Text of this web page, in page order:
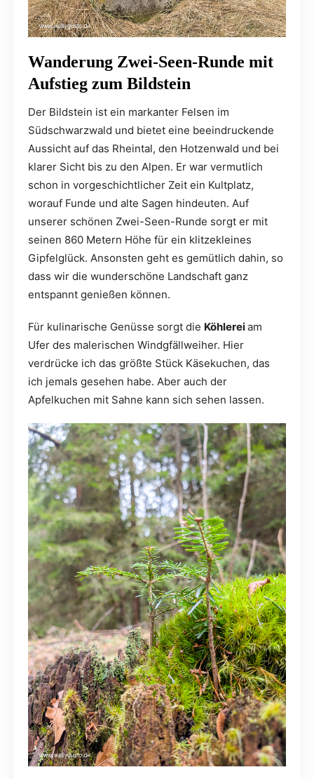
Wanderung Zwei-Seen-Runde mit
Aufstieg zum Bildstein
Der Bildstein ist ein markanter Felsen im
Südschwarzwald und bietet eine beeindruckende
Aussicht auf das Rheintal, den Hotzenwald und bei
klarer Sicht bis zu den Alpen. Er war vermutlich
schon in vorgeschichtlicher Zeit ein Kultplatz,
worauf Funde und alte Sagen hindeuten. Auf
unserer schönen Zwei-Seen-Runde sorgt er mit
seinen 860 Metern Höhe für ein klitzekleines
Gipfelglück. Ansonsten geht es gemütlich dahin, so
dass wir die wunderschöne Landschaft ganz
entspannt genießen können.
Für kulinarische Genüsse sorgt die Köhlereiam
Ufer des malerischen Windgfällweiher. Hier
verdrücke ich das größte Stück Käsekuchen, das
ich jemals gesehen habe. Aber auch der
Apfelkuchen mit Sahne kann sich sehen lassen.